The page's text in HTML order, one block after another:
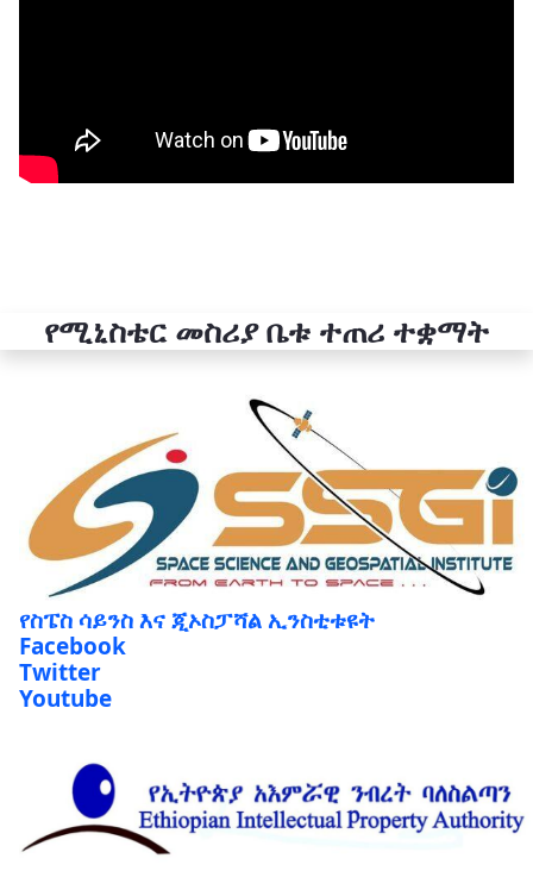
የሚኒስቴር መስሪያ ቤቱ ተጠሪ ተቋማት
የስፔስ ሳይንስ እና ጂኦስፓሻል ኢንስቲቱዩት
Facebook
Twitter
Youtube